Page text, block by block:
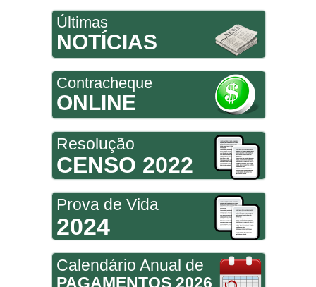
Últimas
NOTÍCIAS
Contracheque
ONLINE
Resolução
CENSO 2022
Prova de Vida
2024
Calendário Anual de
PAGAMENTOS 2026